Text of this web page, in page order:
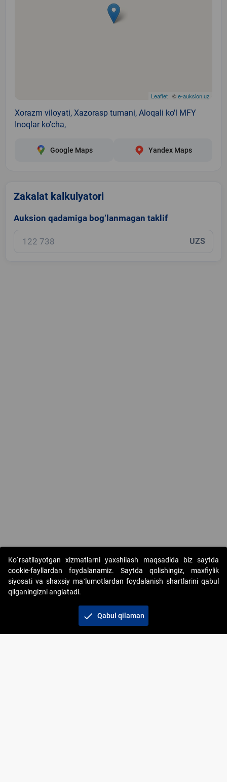
Leaflet | ©e-auksion.uz
Xorazm viloyati, Xazorasp tumani, Aloqali ko'l MFY
Inoqlar ko'cha,
Google Maps Yandex Maps
Zakalat kalkulyatori
Auksion qadamiga bog‘lanmagan taklif
UZS
Copyright © 2017-2026. "Elektron onlayn-auksionlarni
tashkil etish" AJ. Barcha huquqlar himoyalangan
Ko`rsatilayotgan xizmatlarni yaxshilash maqsadida biz saytda
cookie-fayllardan foydalanamiz. Saytda qolishingiz, maxfiylik
siyosati va shaxsiy ma`lumotlardan foydalanish shartlarini qabul
qilganingizni anglatadi.
check Qabul qilaman